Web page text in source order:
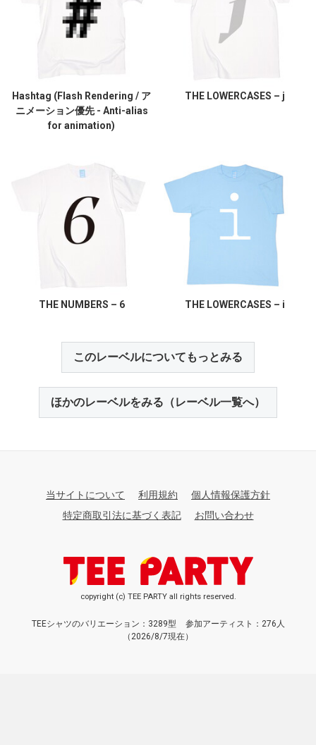
Hashtag (Flash Rendering / ア
ニメーション優先 - Anti-alias
for animation)
THE LOWERCASES – j
THE NUMBERS – 6 THE LOWERCASES – i
このレーベルについてもっとみる
ほかのレーベルをみる（レーベル一覧へ）
当サイトについて 利用規約
個人情報保護方針
特定商取引法に基づく表記
お問い合わせ
copyright (c) TEE PARTY all rights reserved.
TEEシャツのバリエーション：3289型
参加アーティスト：276人
（2026/8/7現在）